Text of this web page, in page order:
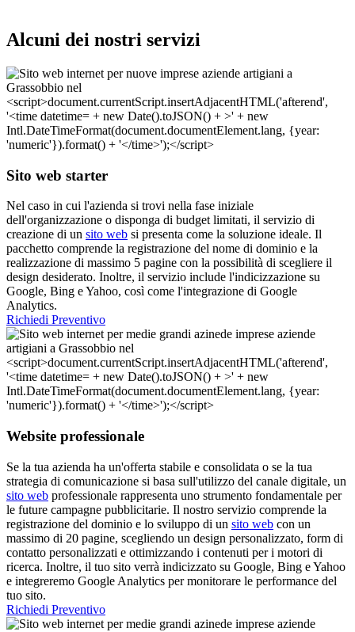
Alcuni dei nostri servizi
Sito web starter
Nel caso in cui l'azienda si trovi nella fase iniziale
dell'organizzazione o disponga di budget limitati, il servizio di
creazione di un sito web si presenta come la soluzione ideale. Il
pacchetto comprende la registrazione del nome di dominio e la
realizzazione di massimo 5 pagine con la possibilità di scegliere il
design desiderato. Inoltre, il servizio include l'indicizzazione su
Google, Bing e Yahoo, così come l'integrazione di Google
Analytics.
Richiedi Preventivo
Website professionale
Se la tua azienda ha un'offerta stabile e consolidata o se la tua
strategia di comunicazione si basa sull'utilizzo del canale digitale, un
sito web professionale rappresenta uno strumento fondamentale per
le future campagne pubblicitarie. Il nostro servizio comprende la
registrazione del dominio e lo sviluppo di un sito web con un
massimo di 20 pagine, scegliendo un design personalizzato, form di
contatto personalizzati e ottimizzando i contenuti per i motori di
ricerca. Inoltre, il tuo sito verrà indicizzato su Google, Bing e Yahoo
e integreremo Google Analytics per monitorare le performance del
tuo sito.
Richiedi Preventivo